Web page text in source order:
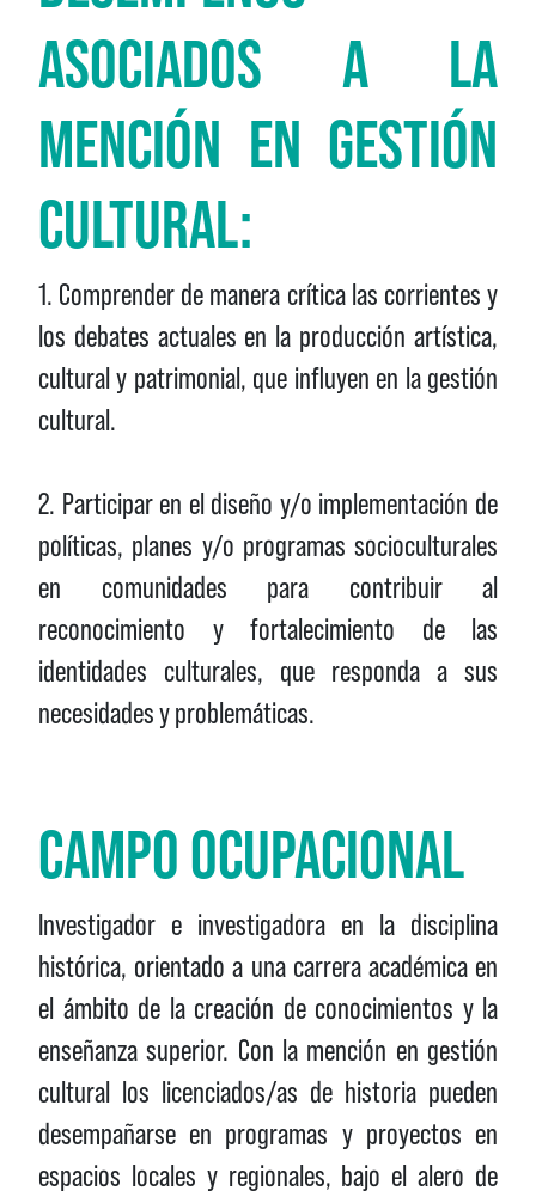
ASOCIADOS A LA
MENCIÓN EN GESTIÓN
CULTURAL:
1. Comprender de manera crítica las corrientes y
los debates actuales en la producción artística,
cultural y patrimonial, que influyen en la gestión
cultural.
2. Participar en el diseño y/o implementación de
políticas, planes y/o programas socioculturales
en comunidades para contribuir al
reconocimiento y fortalecimiento de las
identidades culturales, que responda a sus
necesidades y problemáticas.
CAMPO OCUPACIONAL
Investigador e investigadora en la disciplina
histórica, orientado a una carrera académica en
el ámbito de la creación de conocimientos y la
enseñanza superior. Con la mención en gestión
cultural los licenciados/as de historia pueden
desempañarse en programas y proyectos en
espacios locales y regionales, bajo el alero de